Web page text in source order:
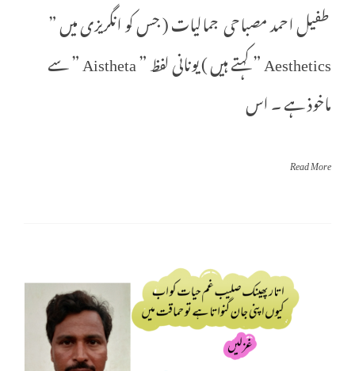
طفیل احمد مصباحی جمالیات ( جس کو انگریزی میں ”
Aesthetics ” کہتے ہیں ) یونانی لفظ ” Aistheta ” سے
ماخوذ ہے ۔ اس
Read More